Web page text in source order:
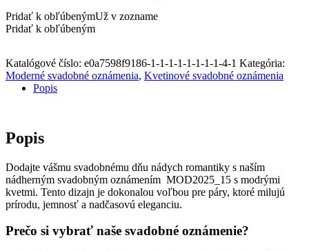
Pridať k obľúbenýmUž v zozname
Pridať k obľúbeným
Katalógové číslo: e0a7598f9186-1-1-1-1-1-1-1-1-4-1 Kategória:
Moderné svadobné oznámenia, Kvetinové svadobné oznámenia
Popis
Popis
Dodajte vášmu svadobnému dňu nádych romantiky s naším
nádherným svadobným oznámením MOD2025_15 s modrými
kvetmi. Tento dizajn je dokonalou voľbou pre páry, ktoré milujú
prírodu, jemnosť a nadčasovú eleganciu.
Prečo si vybrať naše svadobné oznámenie?